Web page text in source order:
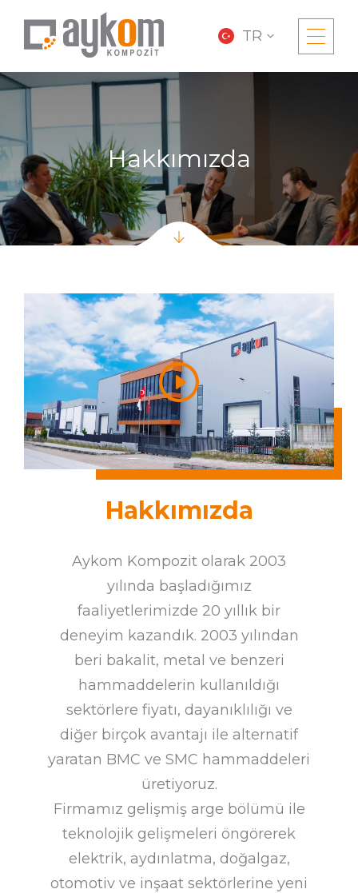
TR
Hakkımızda
Hakkımızda
Aykom Kompozit olarak 2003
yılında başladığımız
faaliyetlerimizde 20 yıllık bir
deneyim kazandık. 2003 yılından
beri bakalit, metal ve benzeri
hammaddelerin kullanıldığı
sektörlere fiyatı, dayanıklılığı ve
diğer birçok avantajı ile alternatif
yaratan BMC ve SMC hammaddeleri
üretiyoruz.
Firmamız gelişmiş arge bölümü ile
teknolojik gelişmeleri öngörerek
elektrik, aydınlatma, doğalgaz,
otomotiv ve inşaat sektörlerine yeni